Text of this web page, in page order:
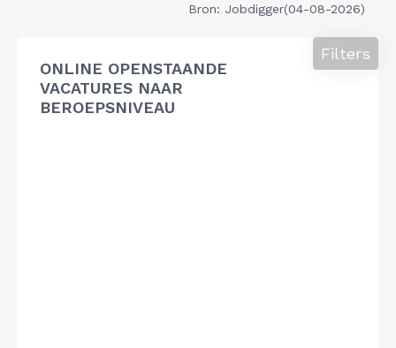
Bron: Jobdigger(04-08-2026)
ONLINE OPENSTAANDE
VACATURES NAAR
BEROEPSNIVEAU
Filters